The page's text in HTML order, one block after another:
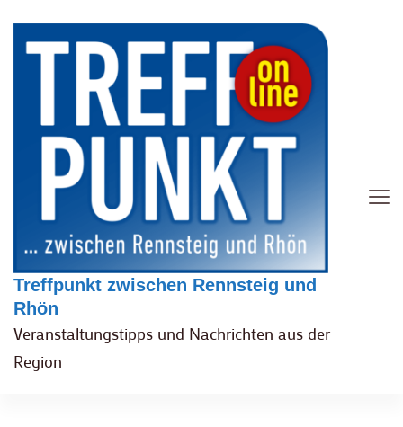
Treffpunkt zwischen Rennsteig und
Rhön
Veranstaltungstipps und Nachrichten aus der
Region